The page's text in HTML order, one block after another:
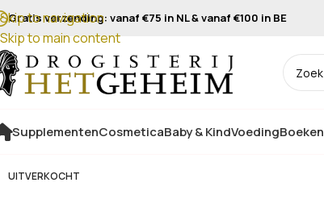
Skip to navigation
Skip to main content
Gratis verzending: vanaf €75 in NL & vanaf €100 in BE
SupplementenCosmeticaBaby & KindVoedingBoeken
UITVERKOCHT